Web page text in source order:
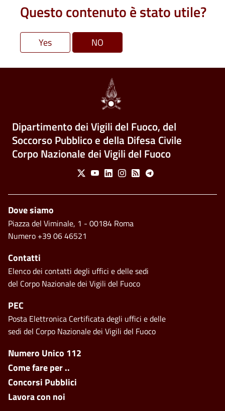
Questo contenuto è stato utile?
Dipartimento dei Vigili del Fuoco, del
Soccorso Pubblico e della Difesa Civile
Corpo Nazionale dei Vigili del Fuoco
Social Menu
X YoutubeLinkedinInstagram
Feed Telegram
Footer side menu
Numero Unico 112
Come fare per ..
Concorsi Pubblici
Lavora con noi
Piè di pagina
Dove siamo
Piazza del Viminale, 1 - 00184 Roma
Numero +39 06 46521
Contatti
Elenco dei contatti degli uffici e delle sedi
del Corpo Nazionale dei Vigili del Fuoco
PEC
Posta Elettronica Certificata degli uffici e delle
sedi del Corpo Nazionale dei Vigili del Fuoco